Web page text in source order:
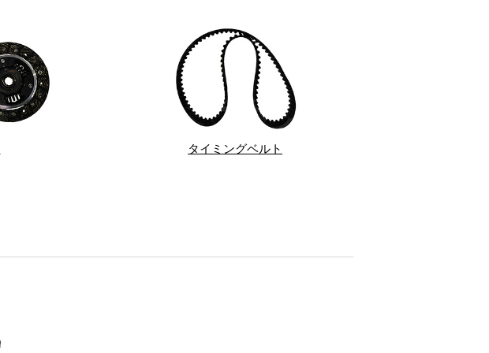
タイミングベルト